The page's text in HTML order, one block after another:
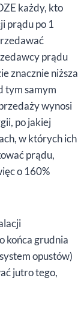
każdy, kto
prądu po 1
prądu
znacznie niższa
tym samym
wynosi
po jakiej
w których ich
prądu,
o 160%
końca grudnia
opustów)
jutro tego,